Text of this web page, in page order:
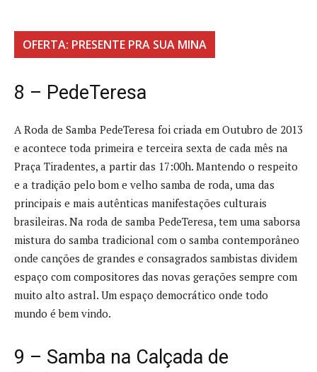
OFERTA: PRESENTE PRA SUA MINA
8 – PedeTeresa
A Roda de Samba PedeTeresa foi criada em Outubro de 2013
e acontece toda primeira e terceira sexta de cada mês na
Praça Tiradentes, a partir das 17:00h. Mantendo o respeito
e a tradição pelo bom e velho samba de roda, uma das
principais e mais autênticas manifestações culturais
brasileiras. Na roda de samba PedeTeresa, tem uma saborsa
mistura do samba tradicional com o samba contemporâneo
onde canções de grandes e consagrados sambistas dividem
espaço com compositores das novas gerações sempre com
muito alto astral. Um espaço democrático onde todo
mundo é bem vindo.
9 – Samba na Calçada de